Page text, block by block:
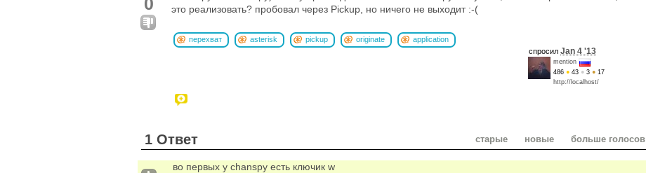
это реализовать? пробовал через Pickup, но ничего не выходит :-(
перехват asterisk pickup originate
application
спросил Jan 4 '13
mention
486 ● 43 ● 3 ● 17
http://localhost/
1 Ответ старые новые больше голосов
во первых у chanspy есть ключик w